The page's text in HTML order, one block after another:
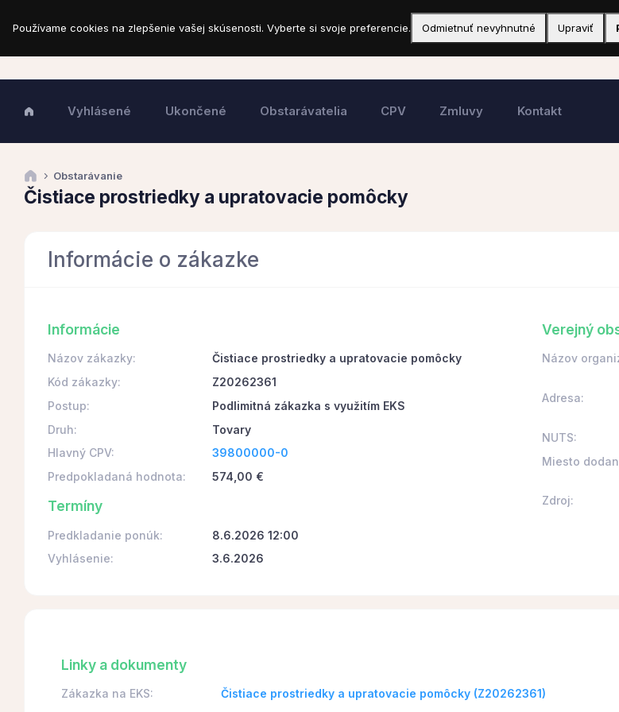
Vyhlásené Ukončené Obstarávatelia CPV Zmluvy Kontakt
Obstarávanie
Čistiace prostriedky a upratovacie pomôcky
Informácie o zákazke
Informácie
Názov zákazky:
Čistiace prostriedky a upratovacie pomôcky
Kód zákazky:
Z20262361
Postup:
Podlimitná zákazka s využitím EKS
Druh:
Tovary
Hlavný CPV:
39800000-0
Predpokladaná hodnota:
574,00 €
Termíny
Predkladanie ponúk:
8.6.2026 12:00
Vyhlásenie:
3.6.2026
Verejný
Názov
Adresa:
NUTS:
Miesto
Zdroj:
Linky a dokumenty
Zákazka na EKS: Čistiace prostriedky a upratovacie pomôcky (Z20262361)
Používame cookies na zlepšenie vašej skúsenosti. Vyberte si svoje preferencie. Odmietnuť nevyhnutné Upraviť